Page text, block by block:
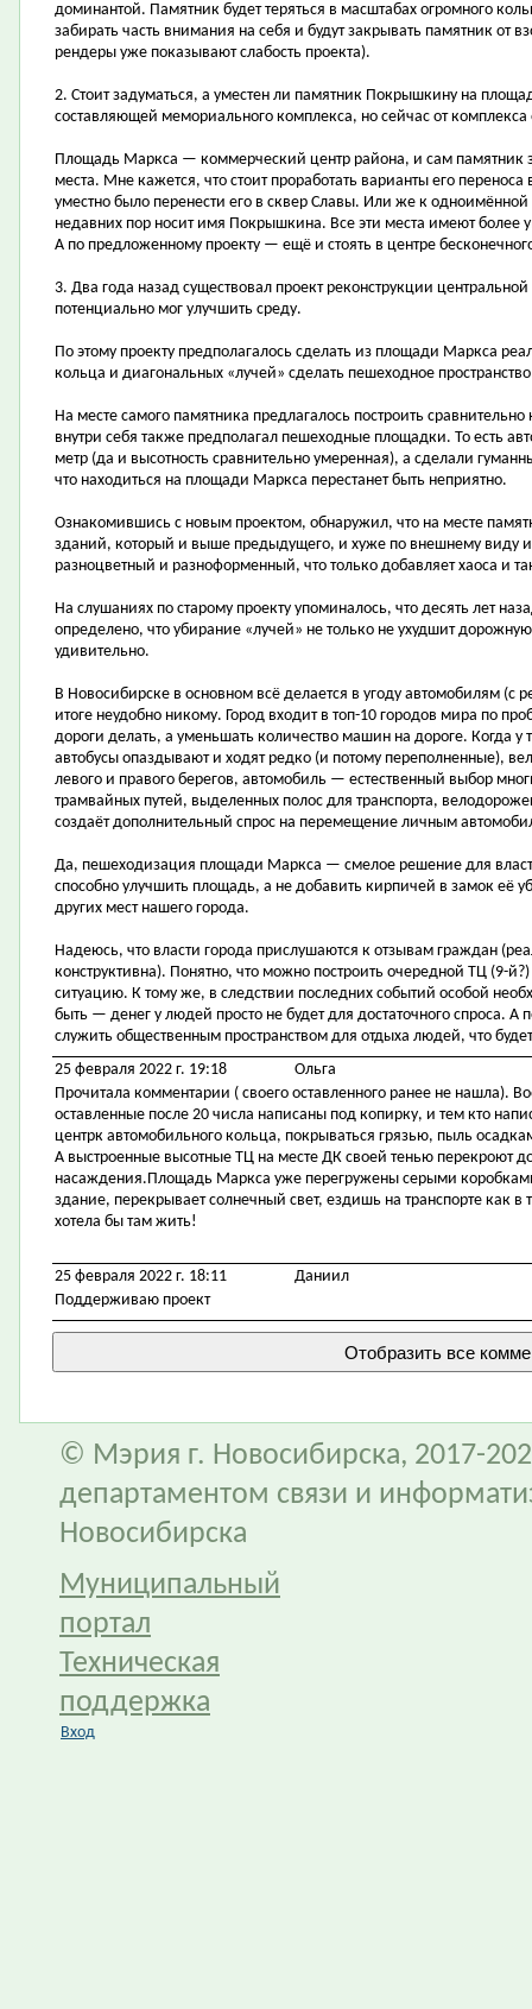
доминантой. Памятник будет теряться в масштабах огромного
забирать часть внимания на себя и будут закрывать памятник от
рендеры уже показывают слабость проекта).
2. Стоит задуматься, а уместен ли памятник Покрышкину на
составляющей мемориального комплекса, но сейчас от
Площадь Маркса — коммерческий центр района, и сам памятник
места. Мне кажется, что стоит проработать варианты его
уместно было перенести его в сквер Славы. Или же к
недавних пор носит имя Покрышкина. Все эти места имеют более
А по предложенному проекту — ещё и стоять в центре
3. Два года назад существовал проект реконструкции
потенциально мог улучшить среду.
По этому проекту предполагалось сделать из площади Маркса
кольца и диагональных «лучей» сделать пешеходное
На месте самого памятника предлагалось построить
внутри себя также предполагал пешеходные площадки. То есть
метр (да и высотность сравнительно умеренная), а сделали
что находиться на площади Маркса перестанет быть неприятно.
Ознакомившись с новым проектом, обнаружил, что на месте
зданий, который и выше предыдущего, и хуже по внешнему виду
разноцветный и разноформенный, что только добавляет хаоса и
На слушаниях по старому проекту упоминалось, что десять лет
определено, что убирание «лучей» не только не ухудшит
удивительно.
В Новосибирске в основном всё делается в угоду автомобилям
итоге неудобно никому. Город входит в топ-10 городов мира по
дороги делать, а уменьшать количество машин на дороге. Когда у
автобусы опаздывают и ходят редко (и потому переполненные),
левого и правого берегов, автомобиль — естественный выбор
трамвайных путей, выделенных полос для транспорта,
создаёт дополнительный спрос на перемещение личным
Да, пешеходизация площади Маркса — смелое решение для
способно улучшить площадь, а не добавить кирпичей в замок её
других мест нашего города.
Надеюсь, что власти города прислушаются к отзывам граждан
конструктивна). Понятно, что можно построить очередной ТЦ (9-
ситуацию. К тому же, в следствии последних событий особой
быть — денег у людей просто не будет для достаточного спроса.
служить общественным пространством для отдыха людей, что
25 февраля 2022 г. 19:18
Ольга
Прочитала комментарии ( своего оставленного ранее не нашла).
оставленные после 20 числа написаны под копирку, и тем кто
центрк автомобильного кольца, покрываться грязью, пыль
А выстроенные высотные ТЦ на месте ДК своей тенью перекроют
насаждения.Площадь Маркса уже перегружены серыми
здание, перекрывает солнечный свет, ездишь на транспорте как
хотела бы там жить!
25 февраля 2022 г. 18:11
Даниил
Поддерживаю проект
© Мэрия г. Новосибирска, 2017-
департаментом связи и
Новосибирска
Муниципальный
портал
Техническая
поддержка
Вход